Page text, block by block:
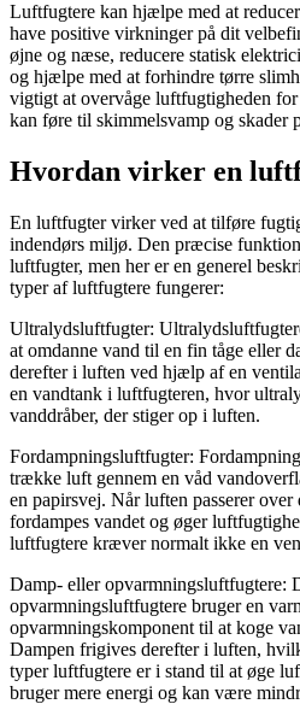
Luftfugtere kan hjælpe med at
have positive virkninger på dit
øjne og næse, reducere statisk
og hjælpe med at forhindre tørre
vigtigt at overvåge luftfugtigheden
kan føre til skimmelsvamp og skader
Hvordan virker en
En luftfugter virker ved at tilføre
indendørs miljø. Den præcise
luftfugter, men her er en generel
typer af luftfugtere fungerer:
Ultralydsluftfugter:
at omdanne vand til en fin tåge eller
derefter i luften ved hjælp af en
en vandtank i luftfugteren, hvor
vanddråber, der stiger op i luften.
Fordampningsluftfugter:
trække luft gennem en våd
en papirsvej. Når luften passerer over
fordampes vandet og øger
luftfugtere kræver normalt ikke en
Damp- eller opvarmningsluftfugtere:
opvarmningsluftfugtere bruger en
opvarmningskomponent til at koge
Dampen frigives derefter i luften,
typer luftfugtere er i stand til at øge
bruger mere energi og kan være